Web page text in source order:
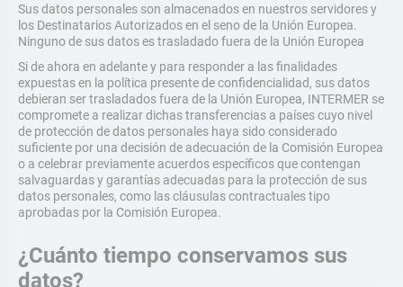
Sus datos personales son almacenados en nuestros servidores y
los Destinatarios Autorizados en el seno de la Unión Europea.
Ninguno de sus datos es trasladado fuera de la Unión Europea
Si de ahora en adelante y para responder a las finalidades
expuestas en la política presente de confidencialidad, sus datos
debieran ser trasladados fuera de la Unión Europea, INTERMER se
compromete a realizar dichas transferencias a países cuyo nivel
de protección de datos personales haya sido considerado
suficiente por una decisión de adecuación de la Comisión Europea
o a celebrar previamente acuerdos específicos que contengan
salvaguardas y garantías adecuadas para la protección de sus
datos personales, como las cláusulas contractuales tipo
aprobadas por la Comisión Europea.
¿Cuánto tiempo conservamos sus
datos?